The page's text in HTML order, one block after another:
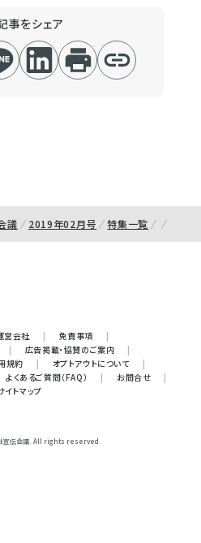
事をシェア
議 2019年02月号 特集一覧
営会社 | 免責事項
|
| 広告掲載・協賛のご案内
|
規約 | オプトアウトについて
|
よくあるご質問（FAQ） | お問合せ
|
イトマップ
宣伝会議. All rights reserved.